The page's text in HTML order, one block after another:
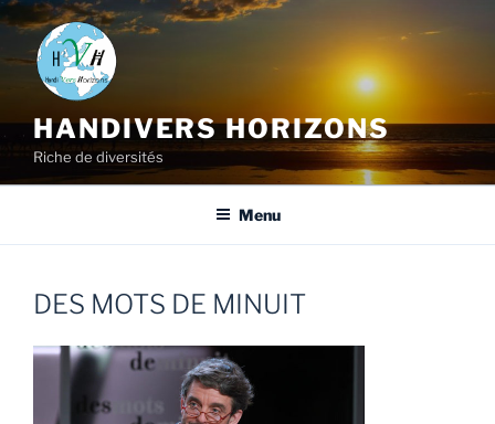
HANDIVERS HORIZONS
Riche de diversités
Menu
DES MOTS DE MINUIT